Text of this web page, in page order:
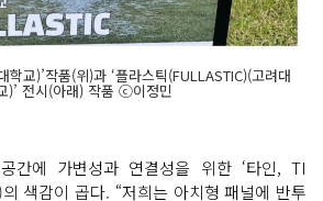
학교)’작품(위)과 ‘플라스틱(FULLASTIC)(고려대
)’ 전시(아래) 작품 ⓒ이정민
간에 가변성과 연결성을 위한 ‘타인, TI
색감이 곱다. “저희는 아치형 패널에 반투